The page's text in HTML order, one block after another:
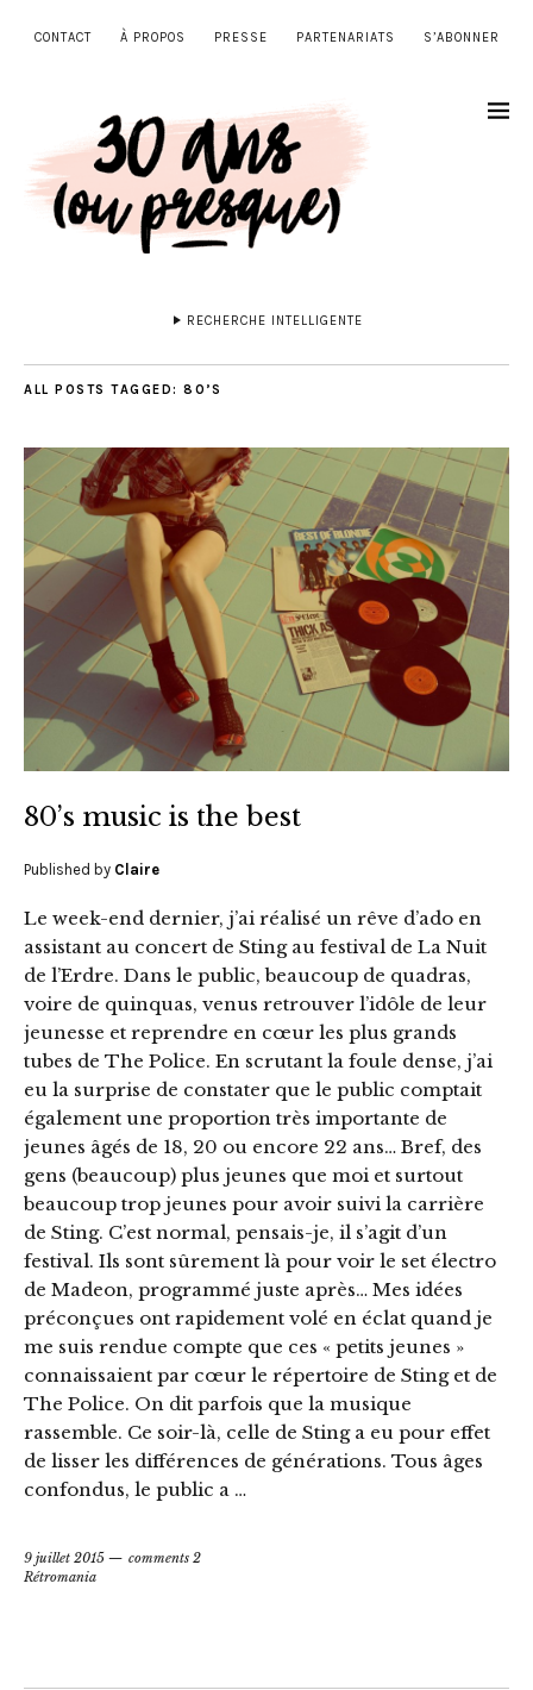
CONTACT À PROPOS PRESSE PARTENARIATS S’ABONNER
RECHERCHE INTELLIGENTE
ALL POSTS TAGGED: 80’S
80’s music is the best
Published by Claire
Le week-end dernier, j’ai réalisé un rêve d’ado en
assistant au concert de Sting au festival de La Nuit
de l’Erdre. Dans le public, beaucoup de quadras,
voire de quinquas, venus retrouver l’idôle de leur
jeunesse et reprendre en cœur les plus grands
tubes de The Police. En scrutant la foule dense, j’ai
eu la surprise de constater que le public comptait
également une proportion très importante de
jeunes âgés de 18, 20 ou encore 22 ans… Bref, des
gens (beaucoup) plus jeunes que moi et surtout
beaucoup trop jeunes pour avoir suivi la carrière
de Sting. C’est normal, pensais-je, il s’agit d’un
festival. Ils sont sûrement là pour voir le set électro
de Madeon, programmé juste après… Mes idées
préconçues ont rapidement volé en éclat quand je
me suis rendue compte que ces « petits jeunes »
connaissaient par cœur le répertoire de Sting et de
The Police. On dit parfois que la musique
rassemble. Ce soir-là, celle de Sting a eu pour effet
de lisser les différences de générations. Tous âges
confondus, le public a …
9 juillet 2015
comments 2
Rétromania